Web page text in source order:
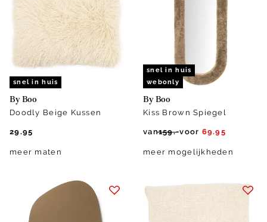
snel in huis
By Boo
Doodly Beige Kussen
29.95
meer maten
snel in huis
webonly
By Boo
Kiss Brown Spiegel
van159.-voor 69.95
meer mogelijkheden